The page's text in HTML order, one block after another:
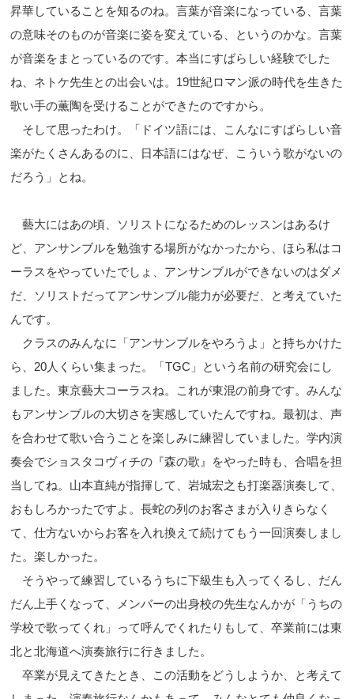
昇華していることを知るのね。言葉が音楽になっている、言葉
の意味そのものが音楽に姿を変えている、というのかな。言葉
が音楽をまとっているのです。本当にすばらしい経験でした
ね、ネトケ先生との出会いは。19世紀ロマン派の時代を生きた
歌い手の薫陶を受けることができたのですから。
そして思ったわけ。「ドイツ語には、こんなにすばらしい音
楽がたくさんあるのに、日本語にはなぜ、こういう歌がないの
だろう」とね。
藝大にはあの頃、ソリストになるためのレッスンはあるけ
ど、アンサンブルを勉強する場所がなかったから、ほら私はコ
ーラスをやっていたでしょ、アンサンブルができないのはダメ
だ、ソリストだってアンサンブル能力が必要だ、と考えていた
んです。
クラスのみんなに「アンサンブルをやろうよ」と持ちかけた
ら、20人くらい集まった。「TGC」という名前の研究会にし
ました。東京藝大コーラスね。これが東混の前身です。みんな
もアンサンブルの大切さを実感していたんですね。最初は、声
を合わせて歌い合うことを楽しみに練習していました。学内演
奏会でショスタコヴィチの『森の歌』をやった時も、合唱を担
当してね。山本直純が指揮して、岩城宏之も打楽器演奏して、
おもしろかったですよ。長蛇の列のお客さまが入りきらなく
て、仕方ないからお客を入れ換えて続けてもう一回演奏しまし
た。楽しかった。
そうやって練習しているうちに下級生も入ってくるし、だん
だん上手くなって、メンバーの出身校の先生なんかが「うちの
学校で歌ってくれ」って呼んでくれたりもして、卒業前には東
北と北海道へ演奏旅行に行きました。
卒業が見えてきたとき、この活動をどうしようか、と考えて